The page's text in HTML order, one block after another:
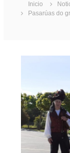
Inicio
Pasarúas do